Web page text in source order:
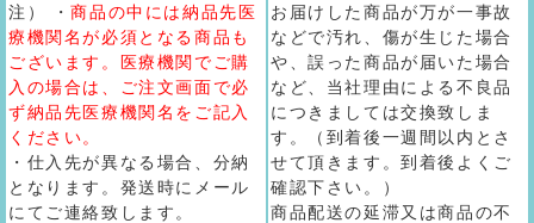
注） ・商品の中には納品先医
療機関名が必須となる商品も
ございます。医療機関でご購
入の場合は、ご注文画面で必
ず納品先医療機関名をご記入
ください。
・仕入先が異なる場合、分納
となります。発送時にメール
にてご連絡致します。
お届けした商品が万が一事故
などで汚れ、傷が生じた場合
や、誤った商品が届いた場合
など、当社理由による不良品
につきましては交換致しま
す。（到着後一週間以内とさ
せて頂きます。到着後よくご
確認下さい。）
商品配送の延滞又は商品の不